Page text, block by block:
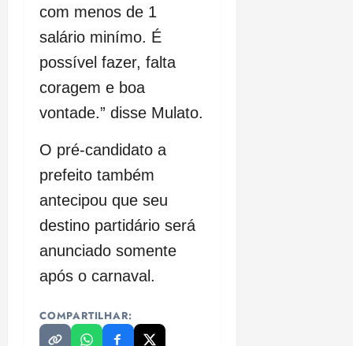
com menos de 1
salário minímo. É
possível fazer, falta
coragem e boa
vontade.” disse Mulato.
O pré-candidato a
prefeito também
antecipou que seu
destino partidário será
anunciado somente
após o carnaval.
COMPARTILHAR: